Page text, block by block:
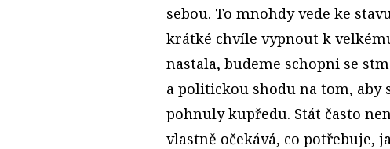
sebou. To mnohdy vede ke
krátké chvíle vypnout k
nastala, budeme schopni se
a politickou shodu na tom, aby
pohnuly kupředu. Stát často
vlastně očekává, co potřebuje,